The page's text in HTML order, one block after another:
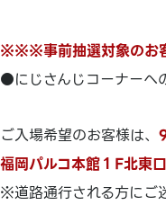
※※※事前抽選対象の
●にじさんじコーナーへ
ご入場希望のお客様は、
福岡パルコ本館１F北東口
※道路通行される方にご